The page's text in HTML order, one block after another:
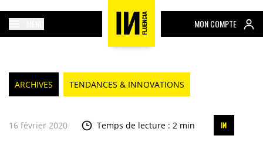
MON COMPTE
ARCHIVES TENDANCES & INNOVATIONS
16 février 2020 Temps de lecture : 2 min